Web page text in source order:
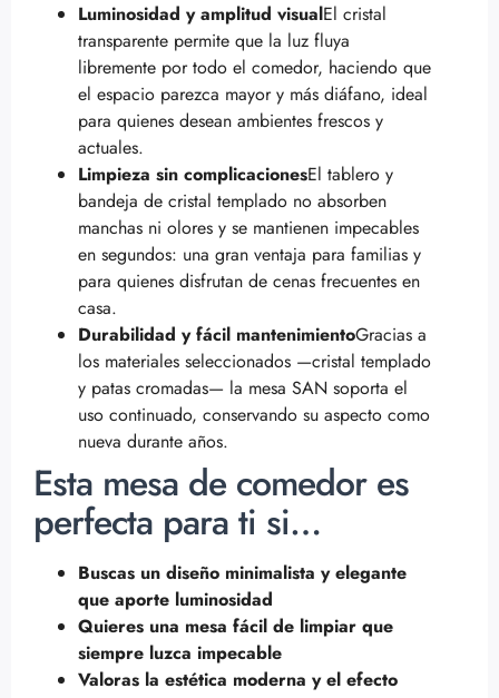
Luminosidad y amplitud visualEl cristal
transparente permite que la luz fluya
libremente por todo el comedor, haciendo que
el espacio parezca mayor y más diáfano, ideal
para quienes desean ambientes frescos y
actuales.
Limpieza sin complicacionesEl tablero y
bandeja de cristal templado no absorben
manchas ni olores y se mantienen impecables
en segundos: una gran ventaja para familias y
para quienes disfrutan de cenas frecuentes en
casa.
Durabilidad y fácil mantenimientoGracias a
los materiales seleccionados —cristal templado
y patas cromadas— la mesa SAN soporta el
uso continuado, conservando su aspecto como
nueva durante años.
Esta mesa de comedor es
perfecta para ti si…
Buscas un diseño minimalista y elegante
que aporte luminosidad
Quieres una mesa fácil de limpiar que
siempre luzca impecable
Valoras la estética moderna y el efecto